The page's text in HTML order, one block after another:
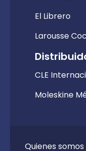
El Librero
Larousse
CLE
Moleskine
Quienes somos